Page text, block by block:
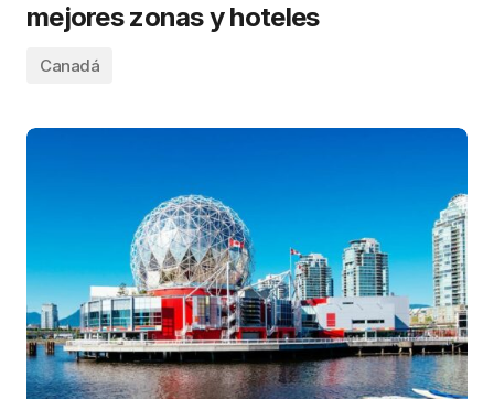
mejores zonas y hoteles
Canadá